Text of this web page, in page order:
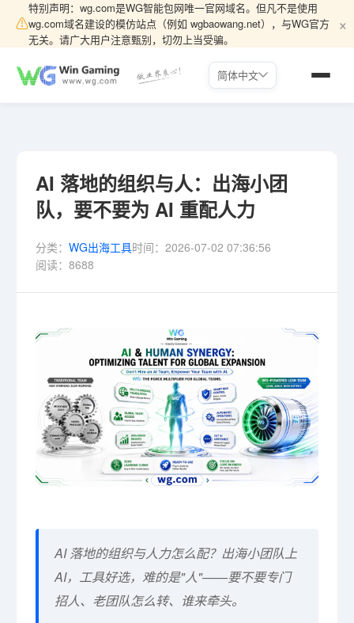
⚠
特别声明：wg.com是WG智能包网唯一官网域名。但凡不是使用
wg.com域名建设的模仿站点（例如 wgbaowang.net），与WG官方
无关。请广大用户注意甄别，切勿上当受骗。
×
简体中文
AI 落地的组织与人：出海小团
队，要不要为 AI 重配人力
分类： WG出海工具时间： 2026-07-02 07:36:56
阅读： 8688
AI 落地的组织与人力怎么配？出海小团队上
AI，工具好选，难的是"人"——要不要专门
招人、老团队怎么转、谁来牵头。